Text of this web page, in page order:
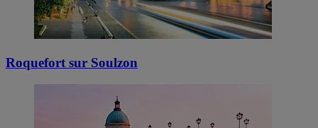
Roquefort sur Soulzon